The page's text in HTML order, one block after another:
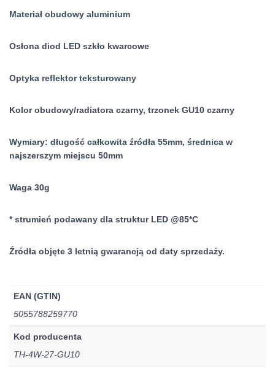
Materiał obudowy aluminium
Osłona diod LED szkło kwarcowe
Optyka reflektor teksturowany
Kolor obudowy/radiatora czarny, trzonek GU10 czarny
Wymiary: długość całkowita źródła 55mm, średnica w
najszerszym miejscu 50mm
Waga 30g
* strumień podawany dla struktur LED @85*C
Źródła objęte 3 letnią gwarancją od daty sprzedaży.
EAN (GTIN)
5055788259770
Kod producenta
TH-4W-27-GU10